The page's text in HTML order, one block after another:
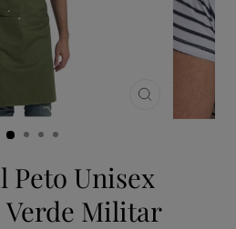
CERRAR
(ESC)
Peto Unisex
Verde Militar